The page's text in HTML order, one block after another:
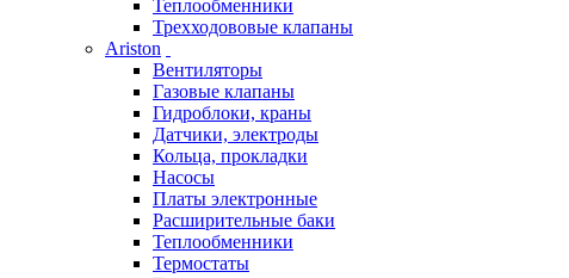
Теплообменники
Трехходововые клапаны
Ariston
Вентиляторы
Газовые клапаны
Гидроблоки, краны
Датчики, электроды
Кольца, прокладки
Насосы
Платы электронные
Расширительные баки
Теплообменники
Термостаты